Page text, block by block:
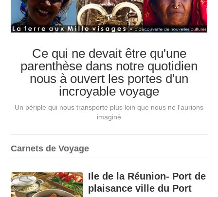
Plus
Ce qui ne devait être qu'une
parenthèse dans notre quotidien
nous à ouvert les portes d'un
incroyable voyage
Un périple qui nous transporte plus loin que nous ne l'aurions
imaginé
Carnets de Voyage
Ile de la Réunion- Port de
plaisance ville du Port